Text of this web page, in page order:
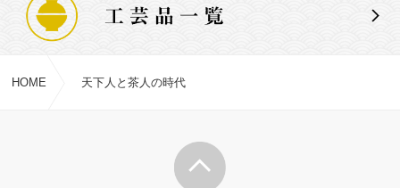
HOME 天下人と茶人の時代